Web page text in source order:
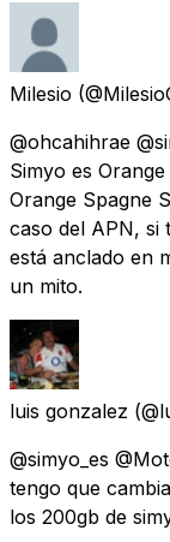
Milesio
@ohcahihrae
Simyo es
Orange Spagne
caso del APN, si
está anclado en
un mito.
luis gonzalez
@simyo_es
tengo que
los 200gb de